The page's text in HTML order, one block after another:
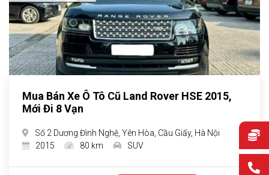
Mua Bán Xe Ô Tô Cũ Land Rover HSE 2015,
Mới Đi 8 Vạn
Số 2 Dương Đình Nghệ, Yên Hòa, Cầu Giấy, Hà Nội
2015
80 km SUV